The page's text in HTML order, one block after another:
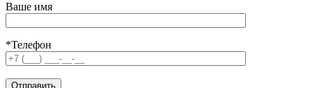
Ваше имя
*Телефон